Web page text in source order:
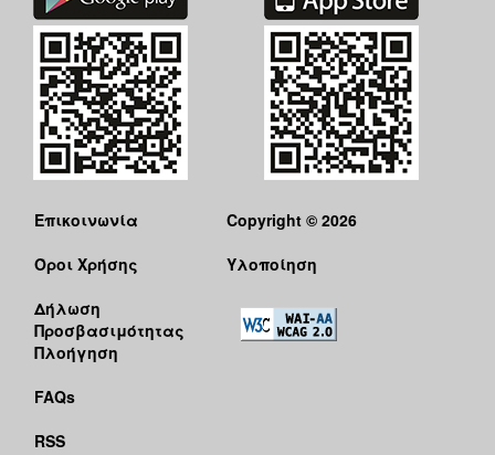
Επικοινωνία
Όροι Χρήσης
Δήλωση
Προσβασιμότητας
Πλοήγηση
FAQs
RSS
Copyright © 2026
Υλοποίηση